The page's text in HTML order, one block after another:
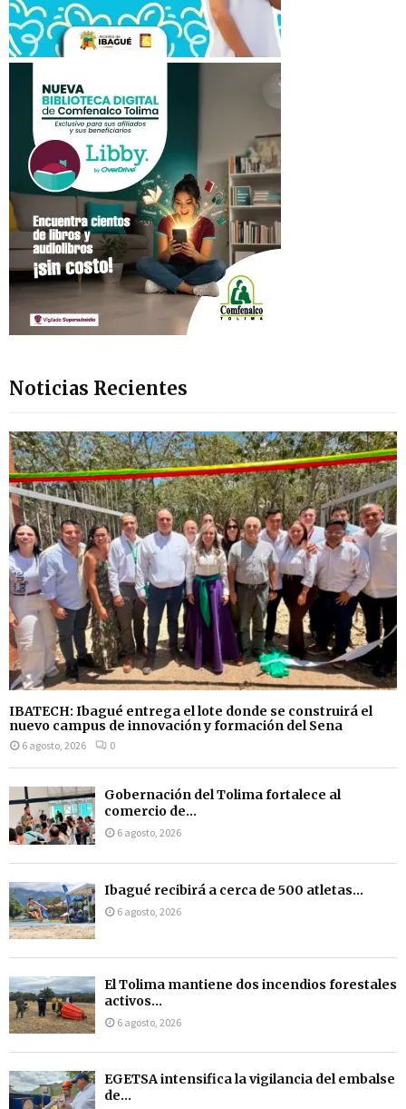
Noticias Recientes
IBATECH: Ibagué entrega el lote donde se construirá el
nuevo campus de innovación y formación del Sena
6 agosto, 2026 0
Gobernación del Tolima fortalece al
comercio de...
6 agosto, 2026
Ibagué recibirá a cerca de 500 atletas...
6 agosto, 2026
El Tolima mantiene dos incendios forestales
activos...
6 agosto, 2026
EGETSA intensifica la vigilancia del embalse
de...